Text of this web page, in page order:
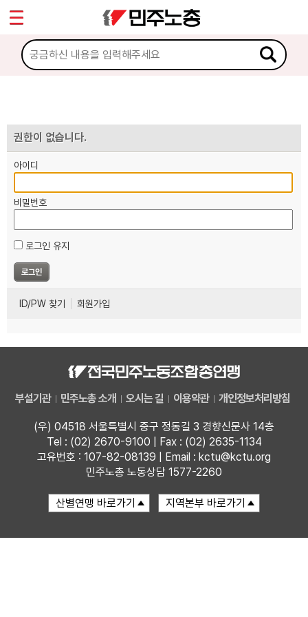
권한이 없습니다.
아이디
비밀번호
로그인 유지
ID/PW 찾기 회원가입
부설기관 민주노총 소개 오시는 길 이용약관 개인정보처리방침
(우) 04518 서울특별시 중구 정동길 3 경향신문사 14층
Tel : (02) 2670-9100 | Fax : (02) 2635-1134
고유번호 : 107-82-08139 | Email : kctu@kctu.org
민주노총 노동상담 1577-2260
마이페이지
소개
노동상담
자료
부설기관
업무